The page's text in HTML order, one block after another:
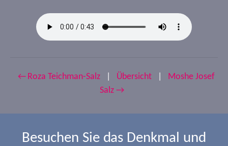
← Roza Teichman-Salz Übersicht
Moshe Josef
Salz →
Besuchen Sie das Denkmal und